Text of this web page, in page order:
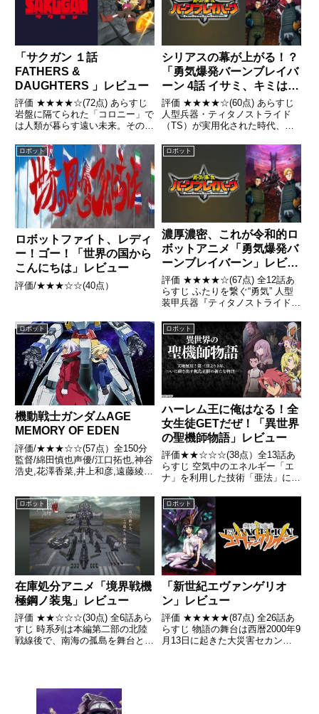
「サクガン １話
FATHERS &
DAUGHTERS 」レビュー
評価 ★★★★☆(72点) あらすじ
岩盤に隔てられた「コロニー」で
は人類が暮らす遠い未来。その外
険な未開地帯があり、そこを開拓
しようとする者たちは「マーカ
ー」と呼ばれていた引用-
Wikipedia
シリアスの幕が上がる！？
「勇気爆発バーンブレイバ
ーン 4話 イサミ、キミはま
だ、人というものを分かっ
ていないようだ」レビュー
評価 ★★★★☆(60点) あらすじ
人型兵器・ティタノストライド
（TS）が実用化された時代、ハ
（アド・リムパック）中に地球外
から正体不明の武装勢力が襲来し
た引用- Wikipedia
ロボット
ロボットファイト、レディ
ー！ゴー！「世界の国から
こんにちは」レビュー
評価/★★★☆☆(40点）
ロボット
濃厚濃密、これが令和的ロ
ボットアニメ「勇気爆発バ
ーンブレイバーン」レビュ
ー
評価 ★★★★☆(67点) 全12話あ
らすじ ふたりを繋ぐ“勇気” 人型
装甲兵器『ティタノストライド=
した時代。各国軍は“ハワイ オア
フ島”に集結。陸上自衛隊所属 イ
サミ・アオと アメリカ海兵隊所
属 ルイス・ス...
ロボット
機動戦士ガンダムAGE
MEMORY OF EDEN
評価/★★★☆☆(57点）全150分
監督/綿田慎也声優/江口拓也,神谷
浩史,花澤香菜,井上和彦,遠藤綾ほ
ずのなかった２つの運命――。地
球連邦軍司令官フリット・アスノ
の息子、アセム・...
ロボット
ハーレム王に俺はなる！全
女生徒GETだぜ！「異世界
の聖機師物語」レビュー
評価★★☆☆☆(38点）全13話あ
らすじ 空気中のエネルギー「エ
ナ」を利用した技術「亜法」によ
ー。各国同士の覇権争いは続いて
いるが、主な軍事力となる亜法動
力で稼働する人型兵器「聖機人」
は、それを供与する教会によ...
ロボット
在庫処分アニメ「境界戦機
極鋼ノ装鬼」レビュー
評価 ★★☆☆☆(30点) 全6話あら
すじ 時系列は本編第二部の北陸
戦線後で、南海の孤島を舞台とす
戦いが描かれる。引用- Wikipedia
ロボット
「新世紀エヴァンゲリオ
ン」レビュー
評価 ★★★★★(87点) 全26話あ
らすじ 物語の舞台は西暦2000年9
月13日に起きた大災害セカンド